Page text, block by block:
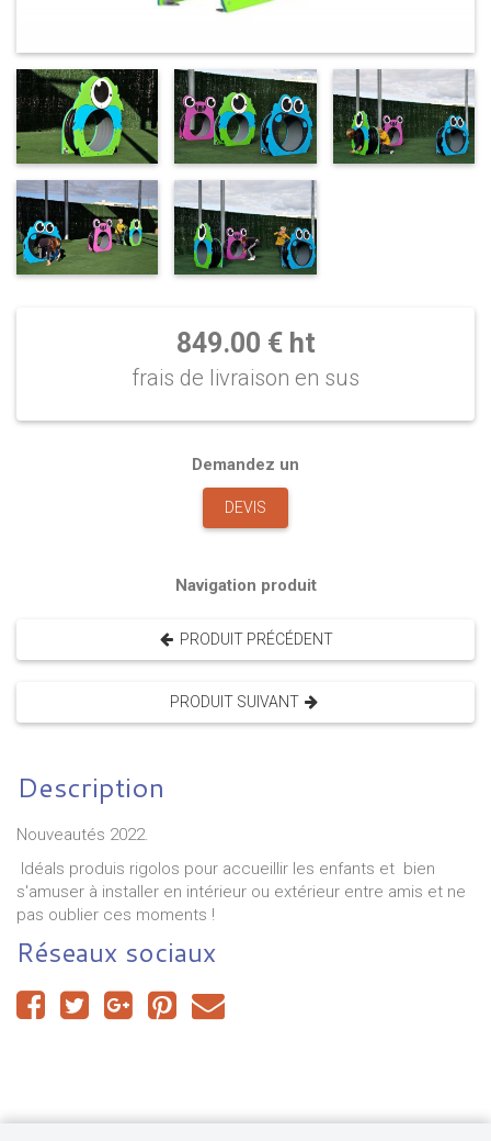
849.00 € ht
frais de livraison en sus
Demandez un
DEVIS
Navigation produit
PRODUIT PRÉCÉDENT
PRODUIT SUIVANT
Description
Nouveautés 2022.
Idéals produis rigolos pour accueillir les enfants et bien
s'amuser à installer en intérieur ou extérieur entre amis et ne
pas oublier ces moments !
Réseaux sociaux